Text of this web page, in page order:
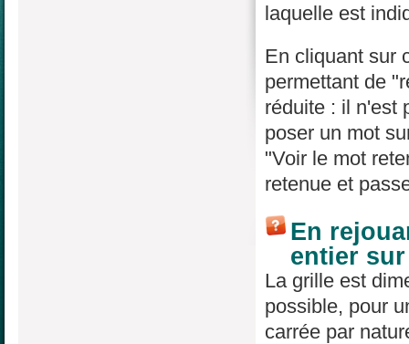
laquelle est
En cliquant sur
permettant de
réduite : il n'est
poser un mot
"Voir le mot
retenue et
En
entier
La grille est
possible, pour
carrée par